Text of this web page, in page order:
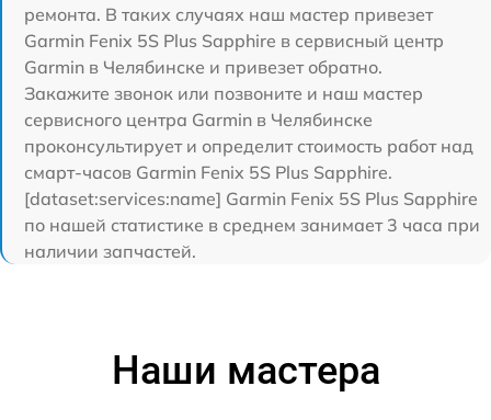
ремонта. В таких случаях наш мастер привезет
Garmin Fenix 5S Plus Sapphire в сервисный центр
Garmin в Челябинске и привезет обратно.
Закажите звонок или позвоните и наш мастер
сервисного центра Garmin в Челябинске
проконсультирует и определит стоимость работ над
смарт-часов Garmin Fenix 5S Plus Sapphire.
[dataset:services:name] Garmin Fenix 5S Plus Sapphire
по нашей статистике в среднем занимает 3 часа при
наличии запчастей.
Наши мастера